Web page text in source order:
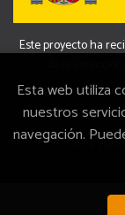
Este proyecto ha
2026 ©La
Esta web utiliza
nuestros
navegación.